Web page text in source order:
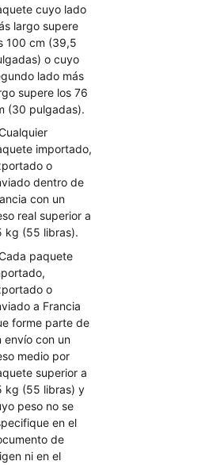
cuyo lado
largo supere
100 cm (39,5
o cuyo
lado más
supere los 76
(30 pulgadas).
importado,
o
dentro de
con un
real superior a
kg (55 libras).
paquete
o
a Francia
forme parte de
envío con un
medio por
superior a
kg (55 libras) y
peso no se
en el
de
ni en el